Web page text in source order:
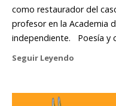
como restaurador del
profesor en la Academia
independiente. Poesía y
Seguir Leyendo